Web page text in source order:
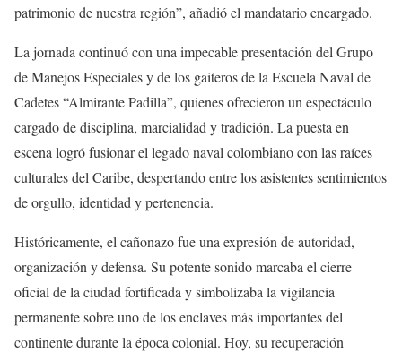
patrimonio de nuestra región”, añadió el mandatario encargado.
La jornada continuó con una impecable presentación del Grupo
de Manejos Especiales y de los gaiteros de la Escuela Naval de
Cadetes “Almirante Padilla”, quienes ofrecieron un espectáculo
cargado de disciplina, marcialidad y tradición. La puesta en
escena logró fusionar el legado naval colombiano con las raíces
culturales del Caribe, despertando entre los asistentes sentimientos
de orgullo, identidad y pertenencia.
Históricamente, el cañonazo fue una expresión de autoridad,
organización y defensa. Su potente sonido marcaba el cierre
oficial de la ciudad fortificada y simbolizaba la vigilancia
permanente sobre uno de los enclaves más importantes del
continente durante la época colonial. Hoy, su recuperación